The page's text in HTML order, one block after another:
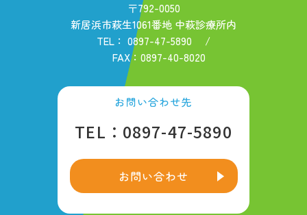
〒792-0050
新居浜市萩生1061番地 中萩診療所内
TEL： 0897-47-5890 /
FAX：0897-40-8020
お問い合わせ先
TEL：0897-47-5890
お問い合わせ